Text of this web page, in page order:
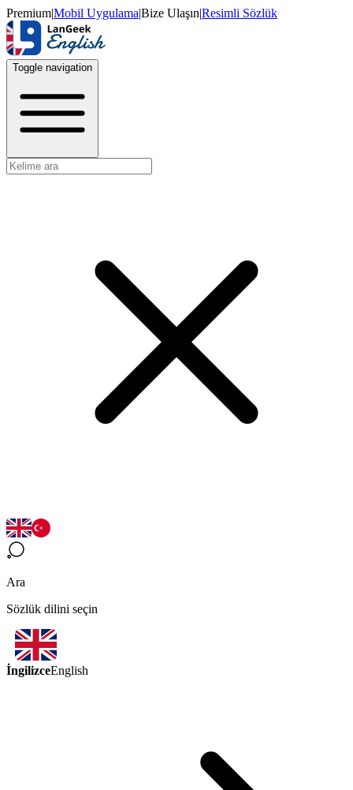
Premium|Mobil Uygulama|Bize Ulaşın|Resimli Sözlük
Toggle navigation
Ara
Sözlük dilini seçin
İngilizceEnglish